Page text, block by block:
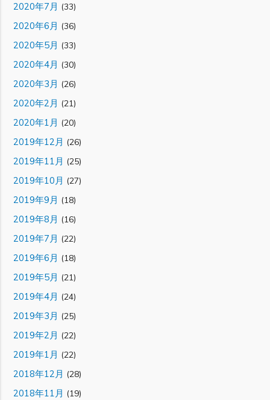
2020年7月 (33)
2020年6月 (36)
2020年5月 (33)
2020年4月 (30)
2020年3月 (26)
2020年2月 (21)
2020年1月 (20)
2019年12月 (26)
2019年11月 (25)
2019年10月 (27)
2019年9月 (18)
2019年8月 (16)
2019年7月 (22)
2019年6月 (18)
2019年5月 (21)
2019年4月 (24)
2019年3月 (25)
2019年2月 (22)
2019年1月 (22)
2018年12月 (28)
2018年11月 (19)